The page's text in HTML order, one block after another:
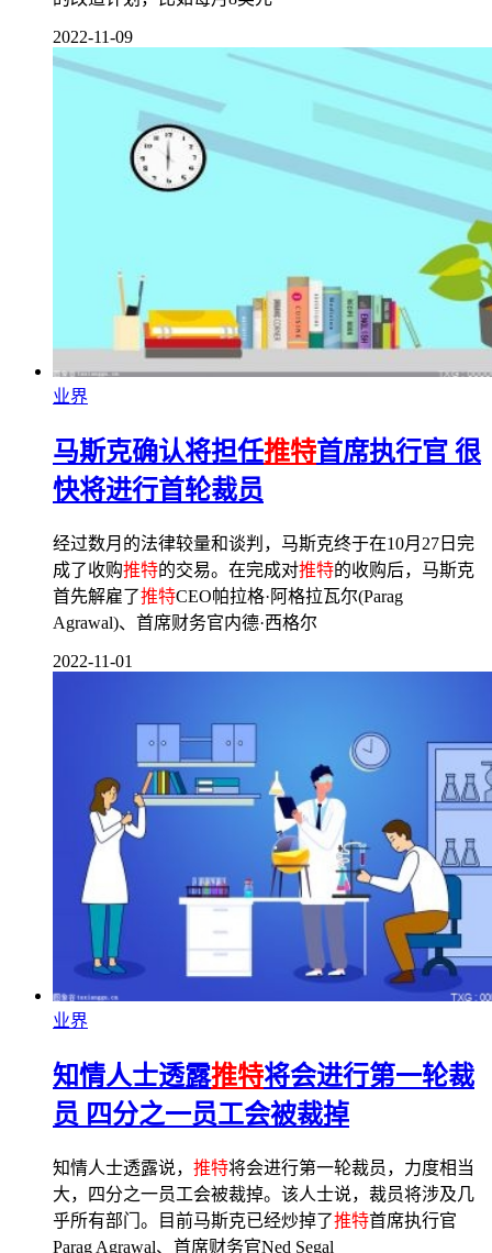
2022-11-09
业界
马斯克确认将担任推特首席执行官 很
快将进行首轮裁员
经过数月的法律较量和谈判，马斯克终于在10月27日完
成了收购推特的交易。在完成对推特的收购后，马斯克
首先解雇了推特CEO帕拉格·阿格拉瓦尔(Parag
Agrawal)、首席财务官内德·西格尔
2022-11-01
业界
知情人士透露推特将会进行第一轮裁
员 四分之一员工会被裁掉
知情人士透露说， 推特将会进行第一轮裁员，力度相当
大，四分之一员工会被裁掉。该人士说，裁员将涉及几
乎所有部门。目前马斯克已经炒掉了推特首席执行官
Parag Agrawal、首席财务官Ned Segal